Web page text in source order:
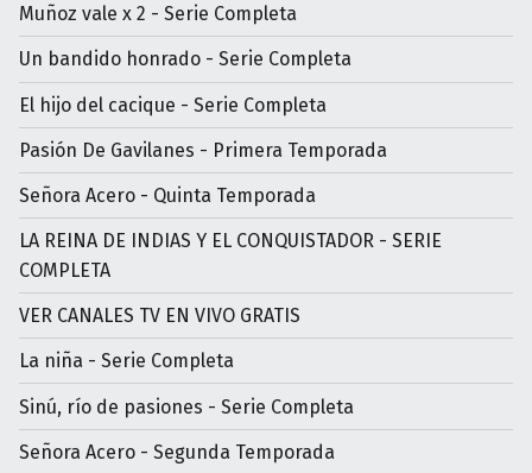
Muñoz vale x 2 - Serie Completa
Un bandido honrado - Serie Completa
El hijo del cacique - Serie Completa
Pasión De Gavilanes - Primera Temporada
Señora Acero - Quinta Temporada
LA REINA DE INDIAS Y EL CONQUISTADOR - SERIE
COMPLETA
VER CANALES TV EN VIVO GRATIS
La niña - Serie Completa
Sinú, río de pasiones - Serie Completa
Señora Acero - Segunda Temporada